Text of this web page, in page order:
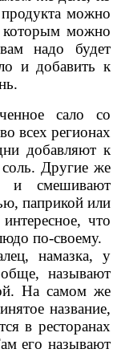
можно
которым можно
надо будет
и добавить к
сало со
всех регионах
добавляют к
Другие же
и смешивают
паприкой или
что
по-своему.
намазка, у
называют
На самом же
название,
в ресторанах
его называют